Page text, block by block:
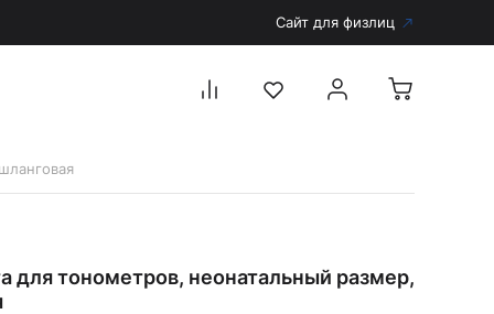
Сайт для физлиц
Аксессуары для дерматоскопов
для тонометров, неонатальный размер,